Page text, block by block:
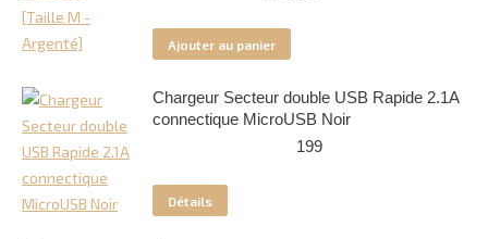
initial
était :
Ajouter au panier
Chargeur Secteur double USB Rapide 2.1A
connectique MicroUSB Noir
199
Détails